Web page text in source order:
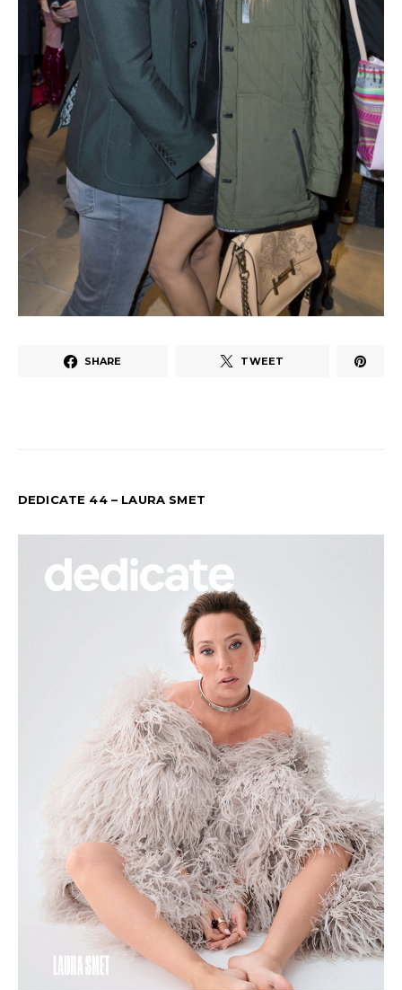
SHARE TWEET
DEDICATE 44 – LAURA SMET